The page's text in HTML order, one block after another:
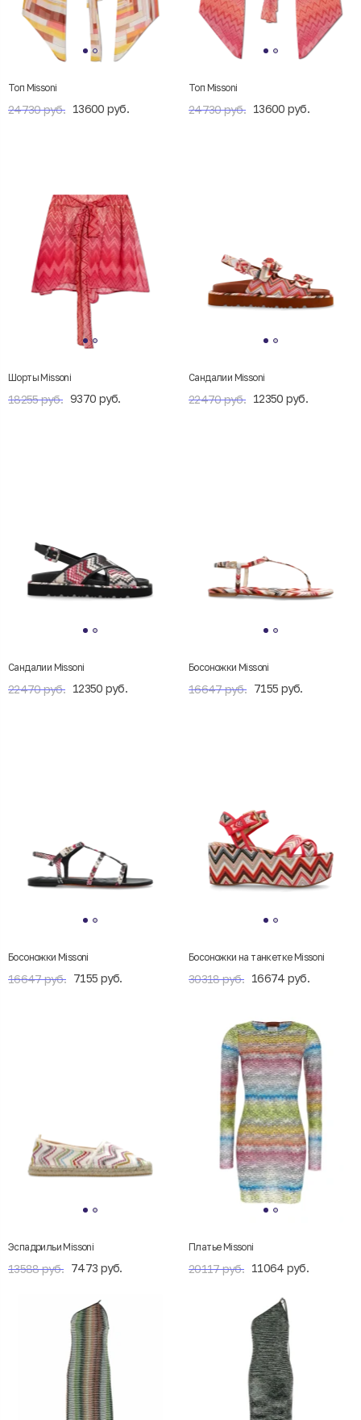
Топ Missoni
24730 руб. 13600 руб.
Топ Missoni
24730 руб. 13600 руб.
Шорты Missoni
18255 руб. 9370 руб.
Сандалии Missoni
22470 руб. 12350 руб.
Сандалии Missoni
22470 руб. 12350 руб.
Босоножки Missoni
16647 руб. 7155 руб.
Босоножки Missoni
16647 руб. 7155 руб.
Босоножки на танкетке Missoni
30318 руб. 16674 руб.
Эспадрильи Missoni
13588 руб. 7473 руб.
Платье Missoni
20117 руб. 11064 руб.